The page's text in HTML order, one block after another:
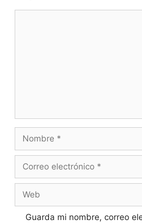
Nombre
Correo
Web
Guarda mi nombre, correo